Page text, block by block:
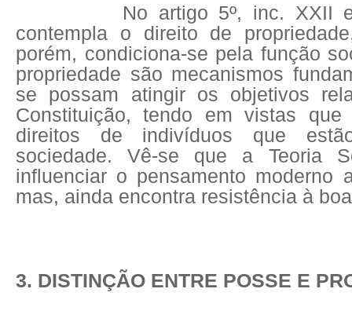
No artigo 5º, inc. XXII e
contempla o direito de
porém, condiciona-se pela função
propriedade são mecanismos
se possam atingir os objetivos
Constituição, tendo em vistas
direitos de indivíduos que
sociedade. Vê-se que a Teoria
influenciar o pensamento moderno
mas, ainda encontra resistência à
3. DISTINÇÃO ENTRE POSSE E